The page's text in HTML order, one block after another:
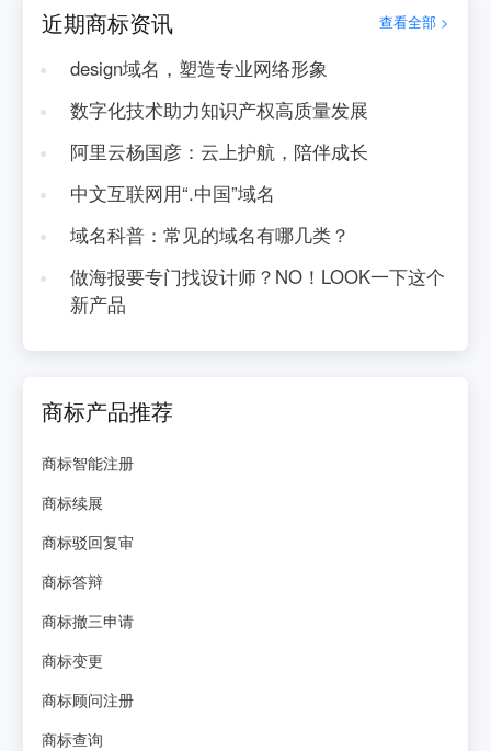
近期商标资讯 查看全部 >
design域名，塑造专业网络形象
数字化技术助力知识产权高质量发展
阿里云杨国彦：云上护航，陪伴成长
中文互联网用“.中国”域名
域名科普：常见的域名有哪几类？
做海报要专门找设计师？NO！LOOK一下这个
新产品
商标产品推荐
商标智能注册
商标续展
商标驳回复审
商标答辩
商标撤三申请
商标变更
商标顾问注册
商标查询